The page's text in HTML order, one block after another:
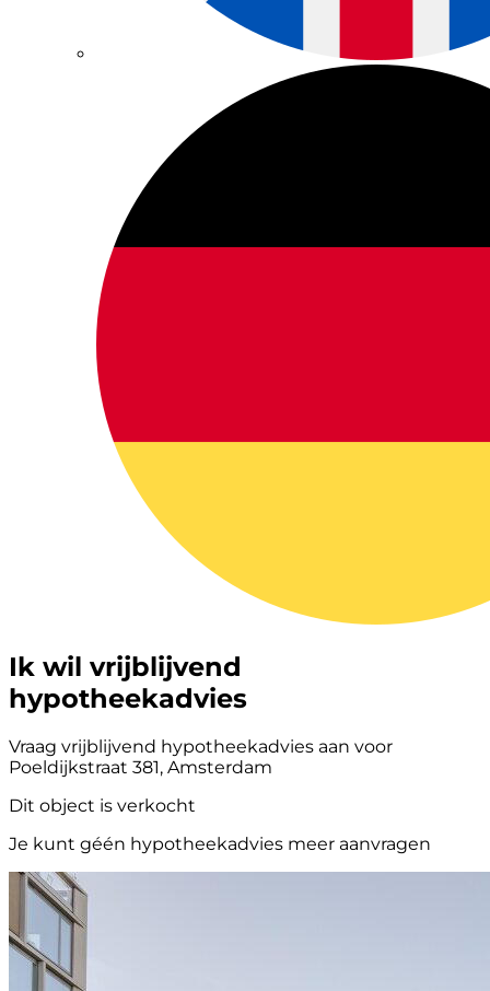
Ik wil vrijblijvend
hypotheekadvies
Vraag vrijblijvend hypotheekadvies aan voor
Poeldijkstraat 381, Amsterdam
Dit object is verkocht
Je kunt géén hypotheekadvies meer aanvragen